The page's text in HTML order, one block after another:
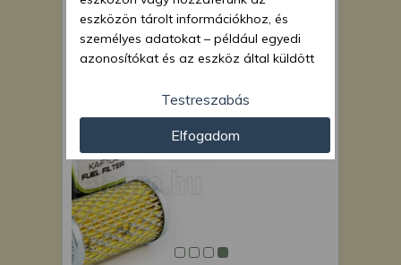
kistraktorokhoz KA-F104 10
db-os csomag, SZUPER
ÁRON!
eszközön tárolt információkhoz, és
személyes adatokat – például egyedi
azonosítókat és az eszköz által küldött
személyre szabott hirdetések és
tartalom nyújtásához, hirdetés- és
tartalomméréshez, nézettségi adatok
gyűjtéséhez, valamint termékek
kifejlesztéséhez és a termékek
javításához. Az Ön engedélyével mi és a
partnereink eszközleolvasásos
módszerrel szerzett pontos geolokációs
adatokat és azonosítási információkat
Testreszabás
Elfogadom